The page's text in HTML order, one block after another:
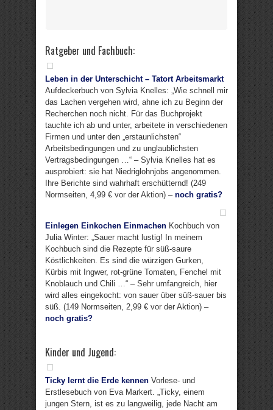
Ratgeber und Fachbuch:
Leben in der Unterschicht – Tatort Arbeitsmarkt
Aufdeckerbuch von Sylvia Knelles: „Wie schnell mir
das Lachen vergehen wird, ahne ich zu Beginn der
Recherchen noch nicht. Für das Buchprojekt
tauchte ich ab und unter, arbeitete in verschiedenen
Firmen und unter den „erstaunlichsten“
Arbeitsbedingungen und zu unglaublichsten
Vertragsbedingungen …“ – Sylvia Knelles hat es
ausprobiert: sie hat Niedriglohnjobs angenommen.
Ihre Berichte sind wahrhaft erschütternd! (249
Normseiten, 4,99 € vor der Aktion) – noch gratis?
Einlegen Einkochen Einmachen Kochbuch von
Julia Winter: „Sauer macht lustig! In meinem
Kochbuch sind die Rezepte für süß-saure
Köstlichkeiten. Es sind die würzigen Gurken,
Kürbis mit Ingwer, rot-grüne Tomaten, Fenchel mit
Knoblauch und Chili …“ – Sehr umfangreich, hier
wird alles eingekocht: von sauer über süß-sauer bis
süß. (149 Normseiten, 2,99 € vor der Aktion) –
noch gratis?
Kinder und Jugend:
Ticky lernt die Erde kennen Vorlese- und
Erstlesebuch von Eva Markert. „Ticky, einem
jungen Stern, ist es zu langweilig, jede Nacht am